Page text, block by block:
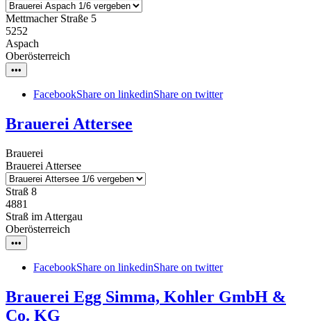
Mettmacher Straße 5
5252
Aspach
Oberösterreich
•••
FacebookShare on linkedinShare on twitter
Brauerei Attersee
Brauerei
Brauerei Attersee
Straß 8
4881
Straß im Attergau
Oberösterreich
•••
FacebookShare on linkedinShare on twitter
Brauerei Egg Simma, Kohler GmbH &
Co. KG